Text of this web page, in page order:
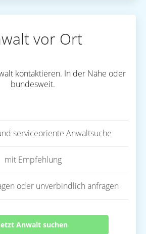
vor Ort
kontaktieren. In der Nähe oder
bundesweit.
serviceoriente Anwaltsuche
mit Empfehlung
oder unverbindlich anfragen
Anwalt suchen